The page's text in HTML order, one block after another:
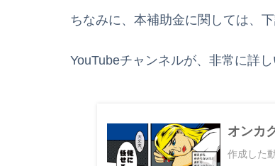
ちなみに、本補助金に関しては、
YouTubeチャンネルが、非常に詳し
オンカ
作成した